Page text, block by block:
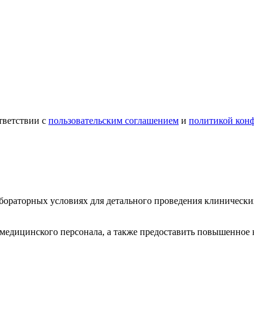
с пользовательским соглашением и политикой
условиях для детального проведения
персонала, а также предоставить